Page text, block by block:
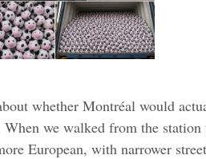
whether Montréal would
we walked from the station
European, with narrower